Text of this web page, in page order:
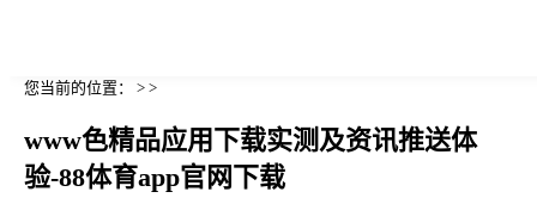
您当前的位置： > >
www色精品应用下载实测及资讯推送体
验-88体育app官网下载